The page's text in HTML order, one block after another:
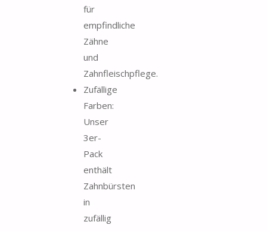
für
empfindliche
Zähne
und
Zahnfleischpflege.
Zufällige
Farben:
Unser
3er-
Pack
enthält
Zahnbürsten
in
zufällig